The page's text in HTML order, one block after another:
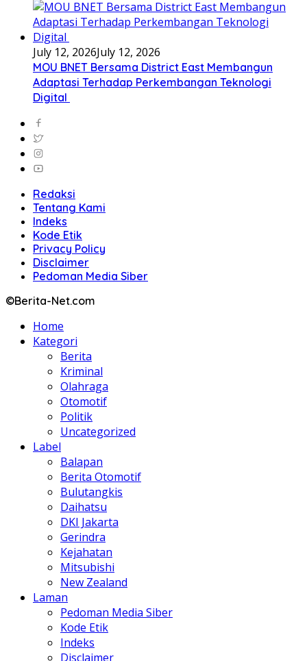
July 12, 2026July 12, 2026
MOU BNET Bersama District East Membangun
Adaptasi Terhadap Perkembangan Teknologi
Digital
Redaksi
Tentang Kami
Indeks
Kode Etik
Privacy Policy
Disclaimer
Pedoman Media Siber
©Berita-Net.com
Home
Kategori
Berita
Kriminal
Olahraga
Otomotif
Politik
Uncategorized
Label
Balapan
Berita Otomotif
Bulutangkis
Daihatsu
DKI Jakarta
Gerindra
Kejahatan
Mitsubishi
New Zealand
Laman
Pedoman Media Siber
Kode Etik
Indeks
Disclaimer